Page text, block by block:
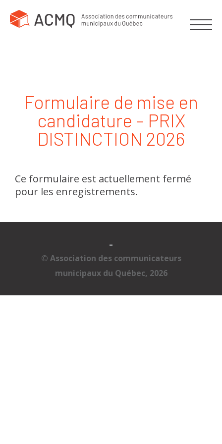
Formulaire de mise en
candidature – PRIX
DISTINCTION 2026
Ce formulaire est actuellement fermé
pour les enregistrements.
-
© Association des communicateurs
municipaux du Québec, 2026